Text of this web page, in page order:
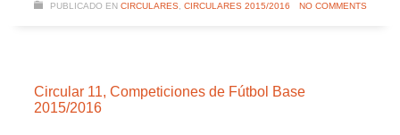
PUBLICADO EN CIRCULARES, CIRCULARES 2015/2016 NO COMMENTS
Circular 11, Competiciones de Fútbol Base
2015/2016